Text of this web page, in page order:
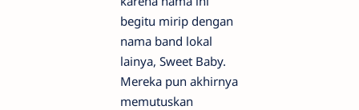
begitu mirip dengan
nama band lokal
lainya, Sweet Baby.
Mereka pun akhirnya
memutuskan